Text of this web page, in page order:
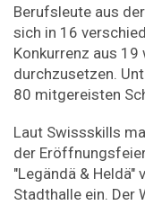
Berufsleute aus
sich in 16
Konkurrenz aus
durchzusetzen.
80 mitgereisten
Laut Swissskills
der
"Legändä & Heldä"
Stadthalle ein. Der